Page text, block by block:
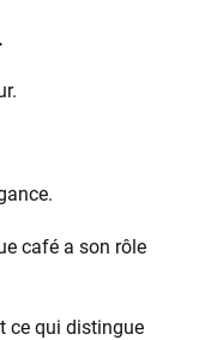
café a son rôle
ce qui distingue